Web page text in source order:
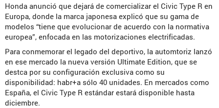
Honda anunció que dejará de comercializar el Civic Type R en
Europa, donde la marca japonesa explicó que su gama de
modelos “tiene que evolucionar de acuerdo con la normativa
europea”, enfocada en las motorizaciones electrificadas.
Para conmemorar el legado del deportivo, la automtoriz lanzó
en ese mercado la nueva versión Ultimate Edition, que se
destca por su configuración exclusiva como su
disponibilidad: habr+a sólo 40 unidades. En mercados como
España, el Civic Type R estándar estará disponible hasta
diciembre.